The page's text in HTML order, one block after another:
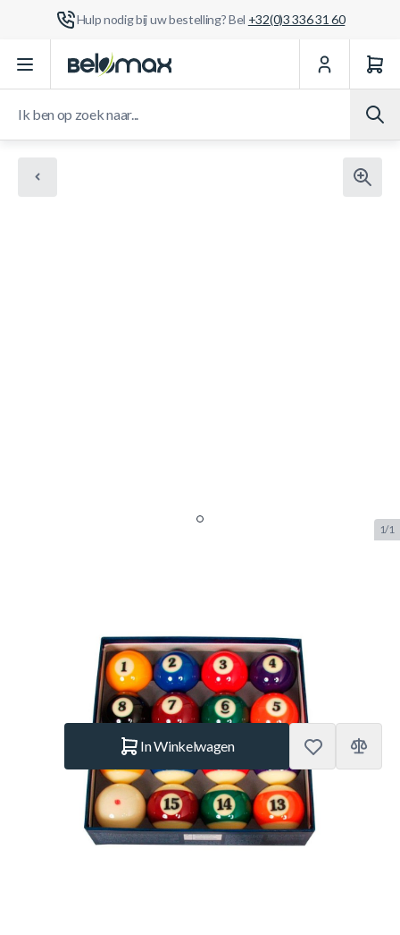
Hulp nodig bij uw bestelling? Bel +32(0)3 336 31 60
Ga naar de inhoud
1/1
BUF.2557.000 Merk:Aramith
Op voorraad
In Winkelwagen
Korte Beschrijving